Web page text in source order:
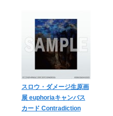
スロウ・ダメージ生原画
展 euphoriaキャンバス
カード Contradiction